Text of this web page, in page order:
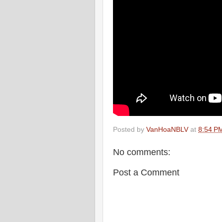
Posted by VanHoaNBLV at 8:54
No comments:
Post a Comment